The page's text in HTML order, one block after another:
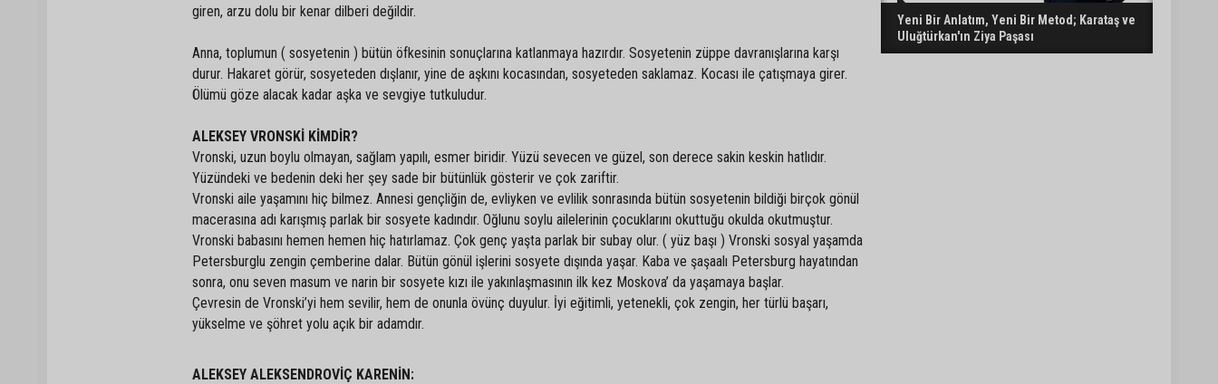
giren, arzu dolu bir kenar dilberi değildir.
Anna, toplumun ( sosyetenin ) bütün öfkesinin sonuçlarına katlanmaya hazırdır. Sosyetenin züppe davranışlarına karşı
durur. Hakaret görür, sosyeteden dışlanır, yine de aşkını kocasından, sosyeteden saklamaz. Kocası ile çatışmaya girer.
Ölümü göze alacak kadar aşka ve sevgiye tutkuludur.
ALEKSEY VRONSKİ KİMDİR?
Vronski, uzun boylu olmayan, sağlam yapılı, esmer biridir. Yüzü sevecen ve güzel, son derece sakin keskin hatlıdır.
Yüzündeki ve bedenin deki her şey sade bir bütünlük gösterir ve çok zariftir.
Vronski aile yaşamını hiç bilmez. Annesi gençliğin de, evliyken ve evlilik sonrasında bütün sosyetenin bildiği birçok gönül
macerasına adı karışmış parlak bir sosyete kadındır. Oğlunu soylu ailelerinin çocuklarını okuttuğu okulda okutmuştur.
Vronski babasını hemen hemen hiç hatırlamaz. Çok genç yaşta parlak bir subay olur. ( yüz başı ) Vronski sosyal yaşamda
Petersburglu zengin çemberine dalar. Bütün gönül işlerini sosyete dışında yaşar. Kaba ve şaşaalı Petersburg hayatından
sonra, onu seven masum ve narin bir sosyete kızı ile yakınlaşmasının ilk kez Moskova’ da yaşamaya başlar.
Çevresin de Vronski’yi hem sevilir, hem de onunla övünç duyulur. İyi eğitimli, yetenekli, çok zengin, her türlü başarı,
yükselme ve şöhret yolu açık bir adamdır.
ALEKSEY ALEKSENDROVİÇ KARENİN:
Yeni Bir Anlatım, Yeni Bir Metod; Karataş ve
Uluğtürkan'ın Ziya Paşası